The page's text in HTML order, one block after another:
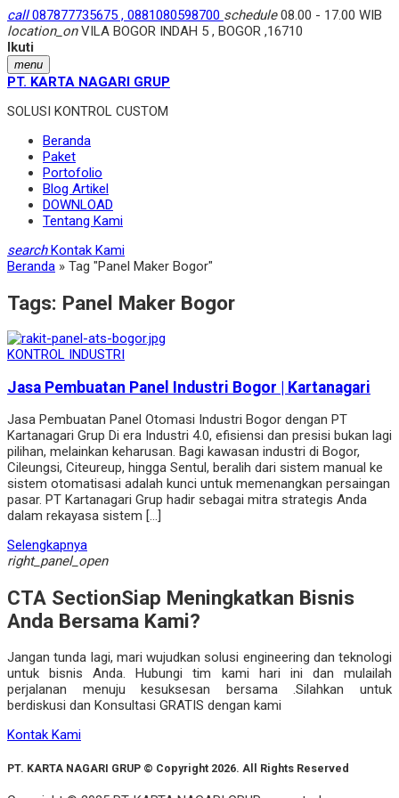
call087877735675 , 0881080598700 schedule08.00 - 17.00 WIB
location_onVILA BOGOR INDAH 5 , BOGOR ,16710
Ikuti
menu
PT. KARTA NAGARI GRUP
SOLUSI KONTROL CUSTOM
Beranda
Paket
Portofolio
Blog Artikel
DOWNLOAD
Tentang Kami
search Kontak Kami
Beranda » Tag "Panel Maker Bogor"
Tags: Panel Maker Bogor
KONTROL INDUSTRI
Jasa Pembuatan Panel Industri Bogor | Kartanagari
Jasa Pembuatan Panel Otomasi Industri Bogor dengan PT
Kartanagari Grup Di era Industri 4.0, efisiensi dan presisi bukan lagi
pilihan, melainkan keharusan. Bagi kawasan industri di Bogor,
Cileungsi, Citeureup, hingga Sentul, beralih dari sistem manual ke
sistem otomatisasi adalah kunci untuk memenangkan persaingan
pasar. PT Kartanagari Grup hadir sebagai mitra strategis Anda
dalam rekayasa sistem […]
Selengkapnya
right_panel_open
CTA SectionSiap Meningkatkan Bisnis
Anda Bersama Kami?
Jangan tunda lagi, mari wujudkan solusi engineering dan teknologi
untuk bisnis Anda. Hubungi tim kami hari ini dan mulailah
perjalanan menuju kesuksesan bersama .Silahkan untuk
berdiskusi dan Konsultasi GRATIS dengan kami
Kontak Kami
PT. KARTA NAGARI GRUP © Copyright 2026. All Rights Reserved